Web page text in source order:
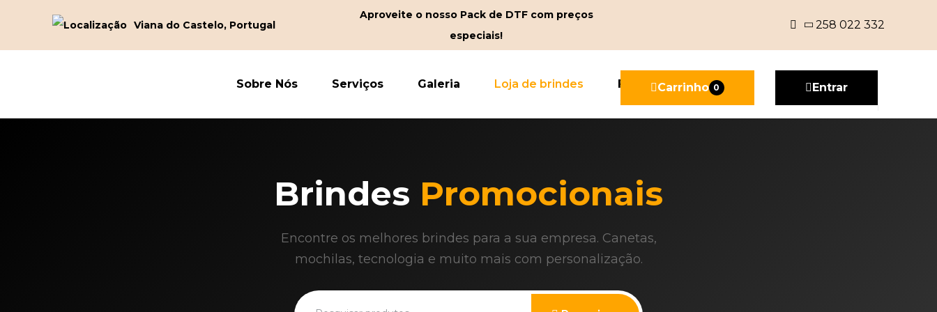
Viana do Castelo, Portugal
Aproveite o nosso Pack de DTF com preços
especiais!
258 022 332
Sobre Nós Serviços Galeria Loja de brindes FAQ Carrinho 0 Entrar
Brindes Promocionais
Encontre os melhores brindes para a sua empresa. Canetas,
mochilas, tecnologia e muito mais com personalização.